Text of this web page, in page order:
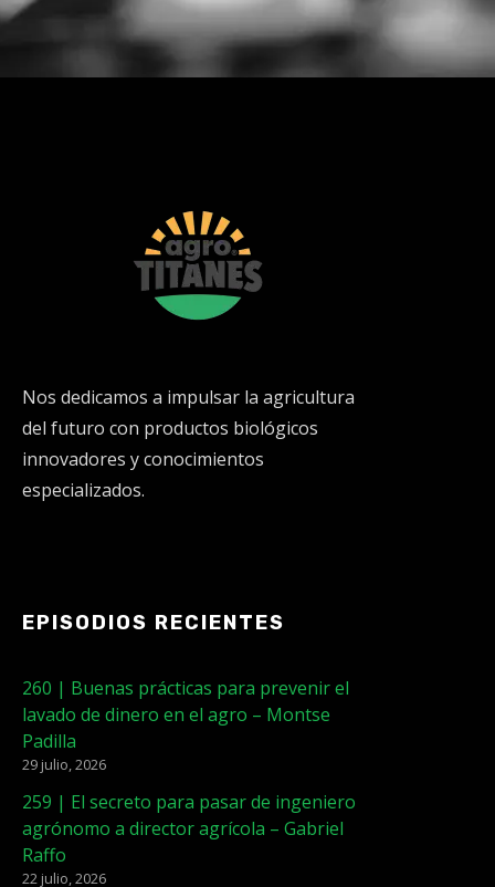
Nos dedicamos a impulsar la agricultura
del futuro con productos biológicos
innovadores y conocimientos
especializados.
EPISODIOS RECIENTES
260 | Buenas prácticas para prevenir el
lavado de dinero en el agro – Montse
Padilla
29 julio, 2026
259 | El secreto para pasar de ingeniero
agrónomo a director agrícola – Gabriel
Raffo
22 julio, 2026